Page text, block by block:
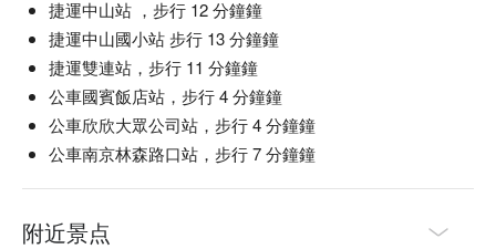
捷運中山站 ，步行 12 分鐘鐘
捷運中山國小站 步行 13 分鐘鐘
捷運雙連站，步行 11 分鐘鐘
公車國賓飯店站，步行 4 分鐘鐘
公車欣欣大眾公司站，步行 4 分鐘鐘
公車南京林森路口站，步行 7 分鐘鐘
附近景点